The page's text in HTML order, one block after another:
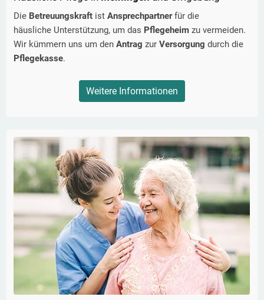
Die Betreuungskraft ist Ansprechpartnerfür die
häusliche Unterstützung, um das Pflegeheim zu vermeiden.
Wir kümmern uns um den Antrag zur Versorgung durch die
Pflegekasse.
Weitere Informationen